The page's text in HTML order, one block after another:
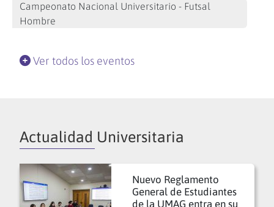
Campeonato Nacional Universitario - Futsal
Hombre
Ver todos los eventos
Actualidad Universitaria
Nuevo Reglamento
General de Estudiantes
de la UMAG entra en su